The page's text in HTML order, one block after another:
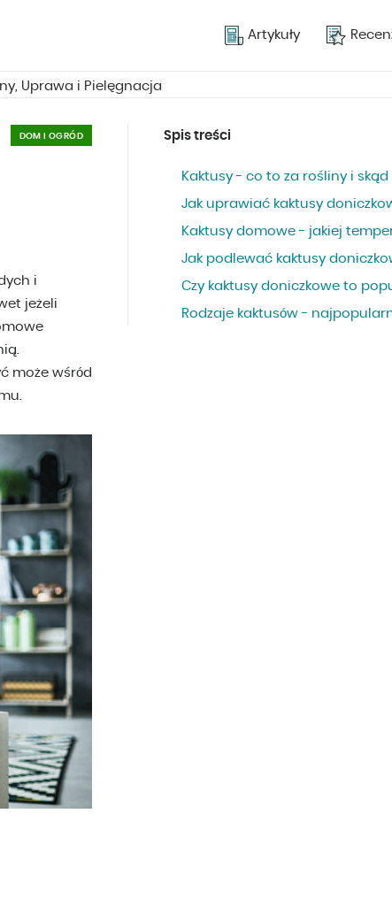
Artykuły
Uprawa i Pielęgnacja
DOM I OGRÓD
i
jeżeli
może wśród
Spis treści
Kaktusy - co to za rośliny i skąd
Jak uprawiać kaktusy
Kaktusy domowe - jakiej
Jak podlewać kaktusy
Czy kaktusy doniczkowe to
Rodzaje kaktusów -